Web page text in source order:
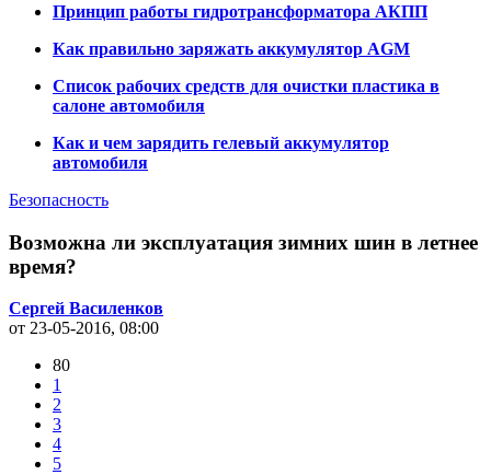
Принцип работы гидротрансформатора АКПП
Как правильно заряжать аккумулятор AGM
Список рабочих средств для очистки пластика в
салоне автомобиля
Как и чем зарядить гелевый аккумулятор
автомобиля
Безопасность
Возможна ли эксплуатация зимних шин в летнее
время?
Сергей Василенков
от 23-05-2016, 08:00
80
1
2
3
4
5